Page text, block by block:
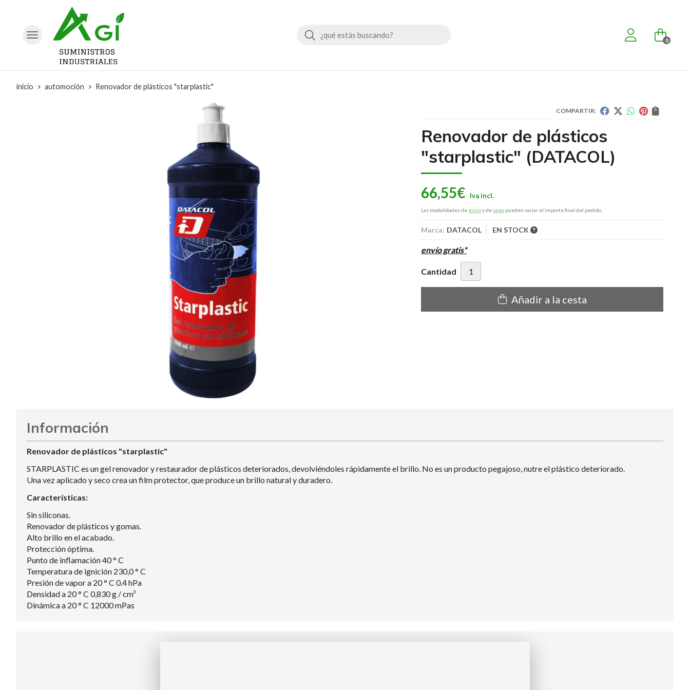
Buscar 0
inicio automoción Renovador de plásticos "starplastic"
COMPARTIR:
Renovador de plásticos
"starplastic" (DATACOL)
66,55€
Las modalidades de envíoy de pago pueden variar el importe final del pedido.
Marca: DATACOL EN STOCK
envío gratis*
Cantidad
Añadir a la cesta
Información
Renovador de plásticos "starplastic"
STARPLASTIC es un gel renovador y restaurador de plásticos deteriorados, devolviéndoles rápidamente el brillo. No es un producto pegajoso, nutre el plástico deteriorado.
Una vez aplicado y seco crea un film protector, que produce un brillo natural y duradero.
Características:
Sin siliconas.
Renovador de plásticos y gomas.
Alto brillo en el acabado.
Protección óptima.
Punto de inflamación 40 ° C
Temperatura de ignición 230,0 ° C
Presión de vapor a 20 ° C 0.4 hPa
Densidad a 20 ° C 0,830 g / cm³
Dinámica a 20 ° C 12000 mPas